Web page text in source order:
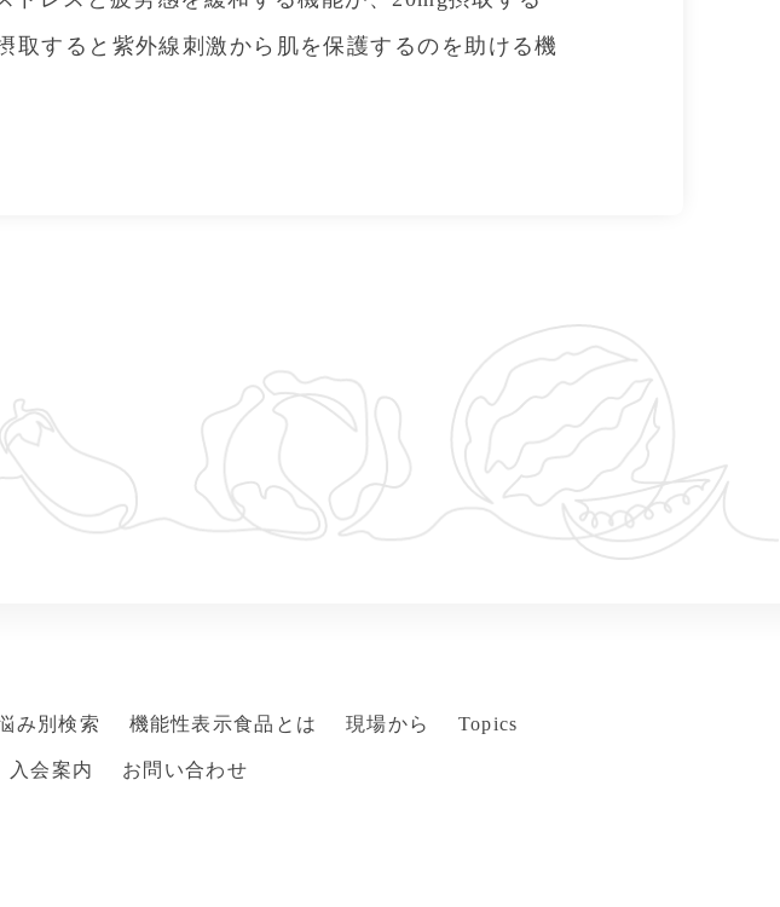
取すると紫外線刺激から肌を保護するのを助ける機
み別検索 機能性表示食品とは 現場から Topics
入会案内 お問い合わせ